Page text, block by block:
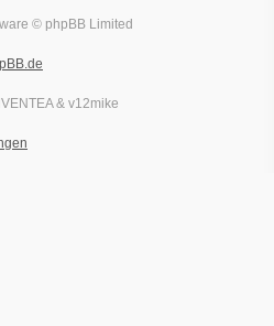
© phpBB Limited
& v12mike